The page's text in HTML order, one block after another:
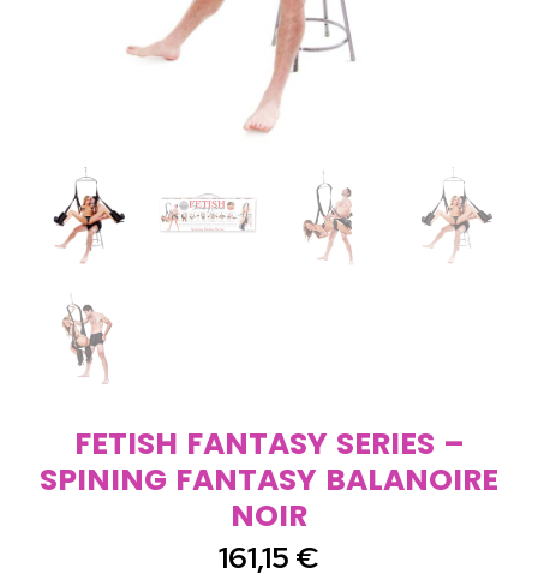
FETISH FANTASY SERIES –
SPINING FANTASY BALANOIRE
NOIR
161,15 €